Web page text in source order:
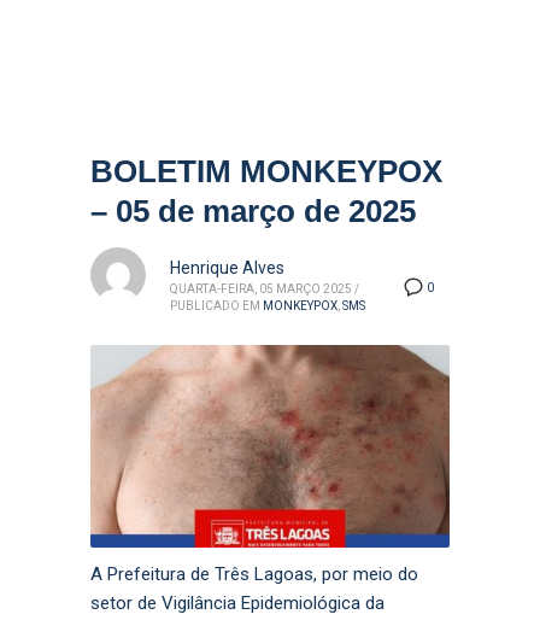
BOLETIM MONKEYPOX
– 05 de março de 2025
0
Henrique Alves
QUARTA-FEIRA, 05 MARÇO 2025 /
PUBLICADO EM MONKEYPOX SMS
A Prefeitura de Três Lagoas, por meio do
setor de Vigilância Epidemiológica da